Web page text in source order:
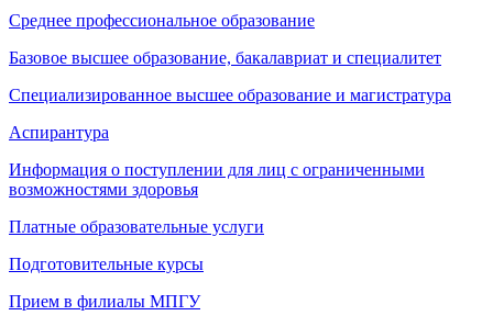
Среднее профессиональное образование
Базовое высшее образование, бакалавриат и специалитет
Специализированное высшее образование и магистратура
Аспирантура
Информация о поступлении для лиц с ограниченными
возможностями здоровья
Платные образовательные услуги
Подготовительные курсы
Прием в филиалы МПГУ